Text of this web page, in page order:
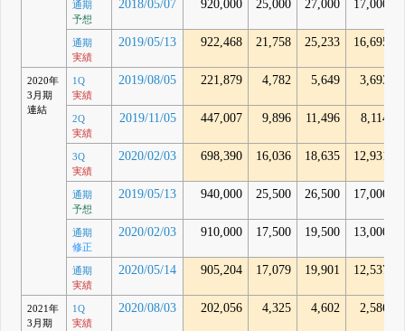
通期
予想
2018/05/07 920,000 25,000 27,000 17,000
通期
実績
2019/05/13 922,468 21,758 25,233 16,695
2020年
3月期
連結
1Q
実績
2019/08/05 221,879 4,782 5,649 3,693
2Q
実績
2019/11/05 447,007 9,896 11,496 8,114
3Q
実績
2020/02/03 698,390 16,036 18,635 12,931
通期
予想
2019/05/13 940,000 25,500 26,500 17,000
通期
修正
2020/02/03 910,000 17,500 19,500 13,000
通期
実績
2020/05/14 905,204 17,079 19,901 12,537
2021年
3月期
1Q
実績
2020/08/03 202,056 4,325 4,602 2,586